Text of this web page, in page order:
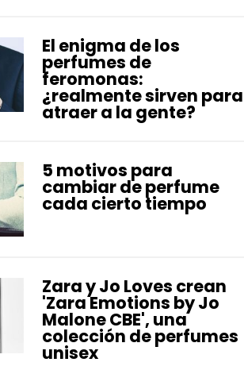
El enigma de los
perfumes de
feromonas:
¿realmente sirven para
atraer a la gente?
5 motivos para
cambiar de perfume
cada cierto tiempo
Zara y Jo Loves crean
'Zara Emotions by Jo
Malone CBE', una
colección de perfumes
unisex